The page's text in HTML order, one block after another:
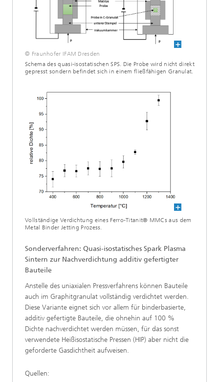
© Fraunhofer IFAM Dresden
Schema des quasi-isostatischen SPS. Die Probe wird nicht direkt
gepresst sondern befindet sich in einem fließfähigen Granulat.
Vollständige Verdichtung eines Ferro-Titanit® MMCs aus dem
Metal Binder Jetting Prozess.
Sonderverfahren: Quasi-isostatisches Spark Plasma
Sintern zur Nachverdichtung additiv gefertigter
Bauteile
Anstelle des uniaxialen Pressverfahrens können Bauteile
auch im Graphitgranulat vollständig verdichtet werden.
Diese Variante eignet sich vor allem für binderbasierte,
additiv gefertigte Bauteile, die ohnehin auf 100 %
Dichte nachverdichtet werden müssen, für das sonst
verwendete Heißisostatische Pressen (HIP) aber nicht die
geforderte Gasdichtheit aufweisen.
Quellen: